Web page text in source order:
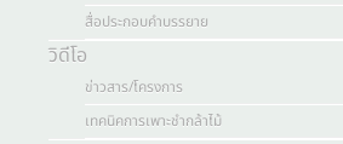
สื่อประกอบคำบรรยาย
วิดีโอ
ข่าวสาร/โครงการ
เทคนิคการเพาะชำกล้าไม้